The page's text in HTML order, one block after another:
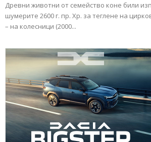
Древни животни от семейство коне били
шумерите 2600 г. пр. Хр. за теглене на
– на колесници (2000...